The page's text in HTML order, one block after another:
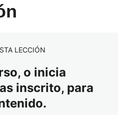
áurea.
LECCIÓN
o inicia
inscrito, para